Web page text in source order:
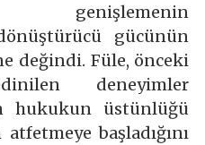
genişlemenin
dönüştürücü gücünün
değindi. Füle, önceki
deneyimler
hukukun üstünlüğü
başladığını